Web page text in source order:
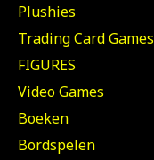
Plushies
Trading Card Games
FIGURES
Video Games
Boeken
Bordspelen